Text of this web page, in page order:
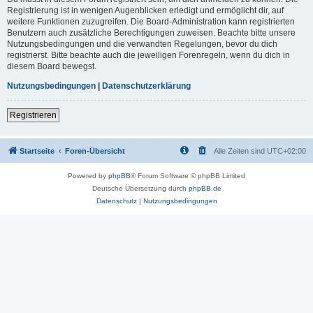
Registrierung ist in wenigen Augenblicken erledigt und ermöglicht dir, auf
weitere Funktionen zuzugreifen. Die Board-Administration kann registrierten
Benutzern auch zusätzliche Berechtigungen zuweisen. Beachte bitte unsere
Nutzungsbedingungen und die verwandten Regelungen, bevor du dich
registrierst. Bitte beachte auch die jeweiligen Forenregeln, wenn du dich in
diesem Board bewegst.
Nutzungsbedingungen | Datenschutzerklärung
Registrieren
Startseite Foren-Übersicht Alle Zeiten sind UTC+02:00
Powered by phpBB® Forum Software © phpBB Limited
Deutsche Übersetzung durch phpBB.de
Datenschutz| Nutzungsbedingungen